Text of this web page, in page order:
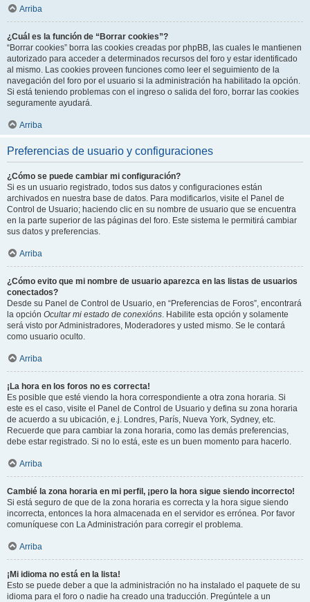
Arriba
¿Cuál es la función de “Borrar cookies”?
“Borrar cookies” borra las cookies creadas por phpBB, las cuales le mantienen
autorizado para acceder a determinados recursos del foro y estar identificado
al mismo. Las cookies proveen funciones como leer el seguimiento de la
navegación del foro por el usuario si la administración ha habilitado la opción.
Si está teniendo problemas con el ingreso o salida del foro, borrar las cookies
seguramente ayudará.
Arriba
Preferencias de usuario y configuraciones
¿Cómo se puede cambiar mi configuración?
Si es un usuario registrado, todos sus datos y configuraciones están
archivados en nuestra base de datos. Para modificarlos, visite el Panel de
Control de Usuario; haciendo clic en su nombre de usuario que se encuentra
en la parte superior de las páginas del foro. Este sistema le permitirá cambiar
sus datos y preferencias.
Arriba
¿Cómo evito que mi nombre de usuario aparezca en las listas de usuarios
conectados?
Desde su Panel de Control de Usuario, en “Preferencias de Foros”, encontrará
la opción Ocultar mi estado de conexións. Habilite esta opción y solamente
será visto por Administradores, Moderadores y usted mismo. Se le contará
como usuario oculto.
Arriba
¡La hora en los foros no es correcta!
Es posible que esté viendo la hora correspondiente a otra zona horaria. Si
este es el caso, visite el Panel de Control de Usuario y defina su zona horaria
de acuerdo a su ubicación, e.j. Londres, París, Nueva York, Sydney, etc.
Recuerde que para cambiar la zona horaria, como las demás preferencias,
debe estar registrado. Si no lo está, este es un buen momento para hacerlo.
Arriba
Cambié la zona horaria en mi perfil, ¡pero la hora sigue siendo incorrecto!
Si está seguro de que de la zona horaria es correcta y la hora sigue siendo
incorrecta, entonces la hora almacenada en el servidor es errónea. Por favor
comuníquese con La Administración para corregir el problema.
Arriba
¡Mi idioma no está en la lista!
Esto se puede deber a que la administración no ha instalado el paquete de su
idioma para el foro o nadie ha creado una traducción. Pregúntele a un